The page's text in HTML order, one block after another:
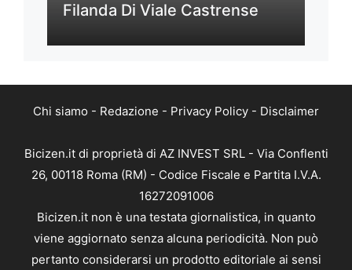
Filanda Di Viale Castrense
Chi siamo - Redazione - Privacy Policy - Disclaimer
Bicizen.it di proprietà di AZ INVEST SRL - Via Conflenti
26, 00118 Roma (RM) - Codice Fiscale e Partita I.V.A.
16272091006
Bicizen.it non è una testata giornalistica, in quanto
viene aggiornato senza alcuna periodicità. Non può
pertanto considerarsi un prodotto editoriale ai sensi